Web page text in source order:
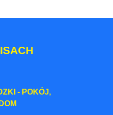
- POKÓJ,